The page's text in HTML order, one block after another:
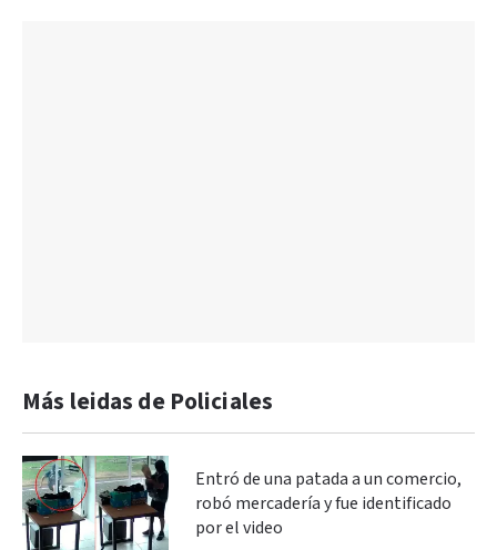
Más leidas de Policiales
Entró de una patada a un comercio,
robó mercadería y fue identificado
por el video